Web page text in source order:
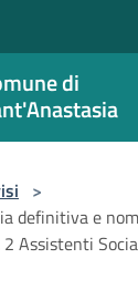
di
>
definitiva e
2 Assistenti